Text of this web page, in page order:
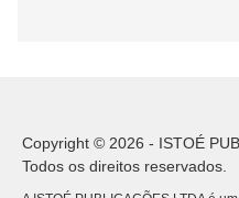
Copyright © 2026 - ISTOÉ
Todos os direitos reservados.